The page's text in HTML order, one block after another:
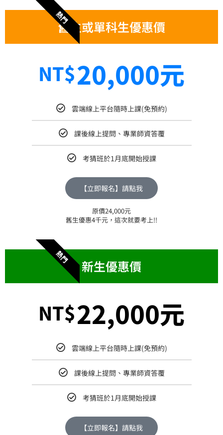
熱門
舊生或單科生優惠價
NT$20,000元
雲端線上平台隨時上課(免預約)
課後線上提問、專業師資答覆
考猜班於1月底開始授課
【立即報名】請點我
原價24,000元
舊生優惠4千元，這次就要考上!!
熱門
新生優惠價
NT$22,000元
雲端線上平台隨時上課(免預約)
課後線上提問、專業師資答覆
考猜班於1月底開始授課
【立即報名】請點我